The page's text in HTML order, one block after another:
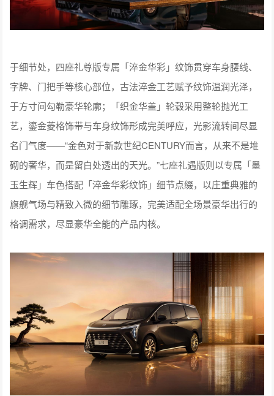
于细节处，四座礼尊版专属「淬金华彩」纹饰贯穿车身腰线、
字牌、门把手等核心部位，古法淬金工艺赋予纹饰温润光泽，
于方寸间勾勒豪华轮廓；「织金华盖」轮毂采用整轮抛光工
艺，鎏金菱格饰带与车身纹饰形成完美呼应，光影流转间尽显
名门气度——“金色对于新款世纪CENTURY而言，从来不是堆
砌的奢华，而是留白处透出的天光。”七座礼遇版则以专属「墨
玉生辉」车色搭配「淬金华彩纹饰」细节点缀，以庄重典雅的
旗舰气场与精致入微的细节雕琢，完美适配全场景豪华出行的
格调需求，尽显豪华全能的产品内核。